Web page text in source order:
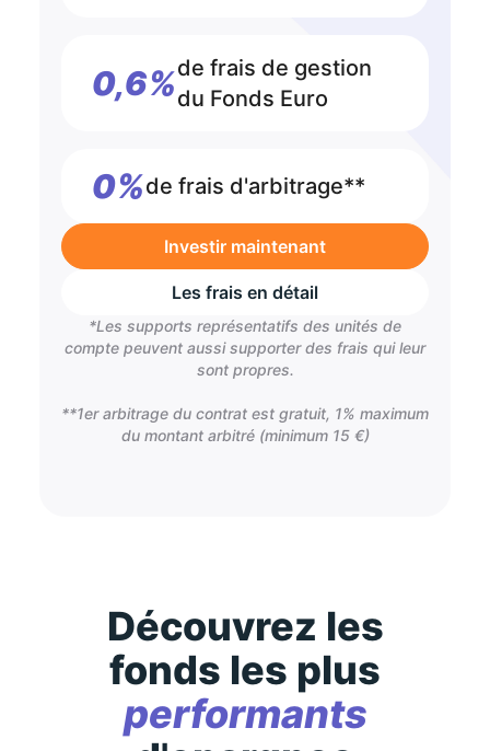
0,6%de frais de gestion
du Fonds Euro
0%de frais d'arbitrage**
Investir maintenant
Les frais en détail
*Les supports représentatifs des unités de
compte peuvent aussi supporter des frais qui leur
sont propres.
**1er arbitrage du contrat est gratuit, 1% maximum
du montant arbitré (minimum 15 €)
Découvrez les
fonds les plus
performants